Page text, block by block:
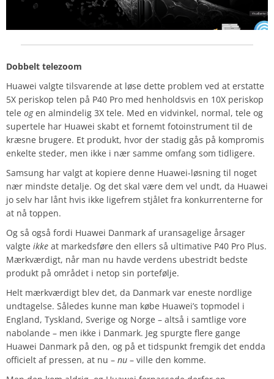
Dobbelt telezoom
Huawei valgte tilsvarende at løse dette problem ved at erstatte
5X periskop telen på P40 Pro med henholdsvis en 10X periskop
tele ogen almindelig 3X tele. Med en vidvinkel, normal, tele og
supertele har Huawei skabt et fornemt fotoinstrument til de
kræsne brugere. Et produkt, hvor der stadig gås på kompromis
enkelte steder, men ikke i nær samme omfang som tidligere.
Samsung har valgt at kopiere denne Huawei-løsning til noget
nær mindste detalje. Og det skal være dem vel undt, da Huawei
jo selv har lånt hvis ikke ligefrem stjålet fra konkurrenterne for
at nå toppen.
Og så også fordi Huawei Danmark af uransagelige årsager
valgte ikke at markedsføre den ellers så ultimative P40 Pro Plus.
Mærkværdigt, når man nu havde verdens ubestridt bedste
produkt på området i netop sin portefølje.
Helt mærkværdigt blev det, da Danmark var eneste nordlige
undtagelse. Således kunne man købe Huawei’s topmodel i
England, Tyskland, Sverige og Norge – altså i samtlige vore
nabolande – men ikke i Danmark. Jeg spurgte flere gange
Huawei Danmark på den, og på et tidspunkt fremgik det endda
officielt af pressen, at nu – nu – ville den komme.